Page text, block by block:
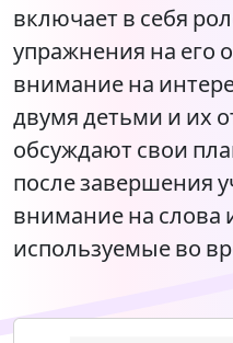
включает в себя
упражнения на его
внимание на
двумя детьми и их
обсуждают свои
после завершения
внимание на слова
используемые во